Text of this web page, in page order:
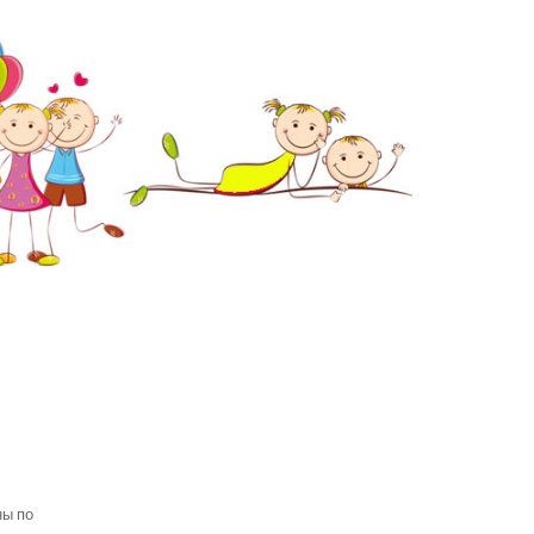
по